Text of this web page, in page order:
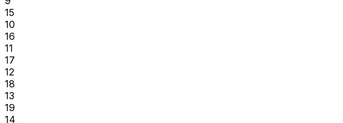
15
10
16
11
17
12
18
13
19
14